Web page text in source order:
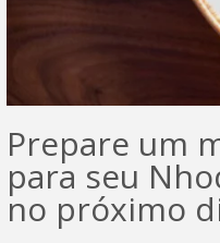
Prepare um
para seu
no próximo